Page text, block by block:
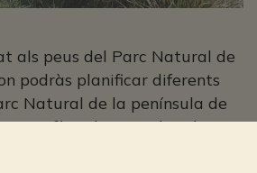
als peus del Parc Natural de
podràs planificar diferents
Natural de la península de
superfície de 1.671 hectàrees,